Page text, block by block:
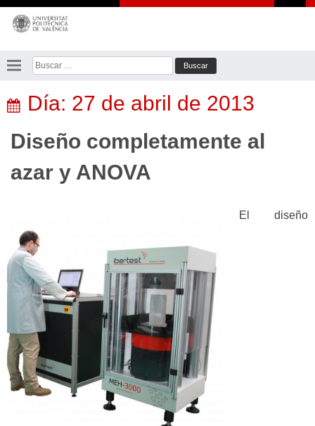
Saltar
contenido
Buscar:
Día: 27 de abril de 2013
Diseño completamente al
azar y ANOVA
El diseño